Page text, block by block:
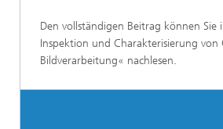
Den vollständigen Beitrag können Sie
Inspektion und Charakterisierung
Bildverarbeitung« nachlesen.